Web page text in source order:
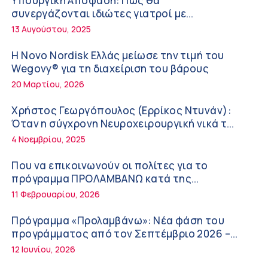
7:16 πμ
Metropolitan Hospital: Στο επίκεντρο των
εξελίξεων για την Τεχνητή Νοημοσύνη και
την Ογκολογία
6:28 πμ
Παύλος Γιαννακόπουλος – ΒΙΑΝΕΞ
5:27 πμ
Στέλιος Λιανός – INTERAMERICAN / Αθηναϊκή
Γενική Κλινική
5:17 πμ
Σε Λαμία και Καρδίτσα ο Υπουργός Υγείας Άδ.
Γεωργιάδης για την παραλαβή 7
ασθενοφόρων του ΕΚΑΒ και τα εγκαίνια του
ΚΥ Σοφάδων
5:04 πμ
Πόσο μας επηρεάζει ο ύπνος με ανεμιστήρα
ή air-condition το καλοκαίρι
συνεργάζονται ιδιώτες γιατροί με
νοσοκομεία του δημοσίου συστήματος
13 Αυγούστου, 2025
Η Novo Nordisk Ελλάς μείωσε την τιμή του
Wegovy® για τη διαχείριση του βάρους
20 Μαρτίου, 2026
Χρήστος Γεωργόπουλος (Ερρίκος Ντυνάν):
Όταν η σύγχρονη Νευροχειρουργική νικά το
φόβο!
4 Νοεμβρίου, 2025
Που να επικοινωνούν οι πολίτες για το
πρόγραμμα ΠΡΟΛΑΜΒΑΝΩ κατά της
παχυσαρκίας
11 Φεβρουαρίου, 2026
Πρόγραμμα «Προλαμβάνω»: Νέα φάση του
προγράμματος από τον Σεπτέμβριο 2026 –
Δωρεάν προληπτικές εξετάσεις έως το 2030
12 Ιουνίου, 2026